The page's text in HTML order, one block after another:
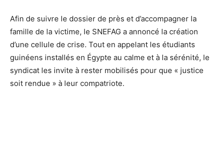
Afin de suivre le dossier de près et d’accompagner la
famille de la victime, le SNEFAG a annoncé la création
d’une cellule de crise. Tout en appelant les étudiants
guinéens installés en Égypte au calme et à la sérénité, le
syndicat les invite à rester mobilisés pour que « justice
soit rendue » à leur compatriote.